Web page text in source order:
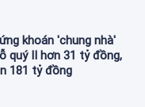
khoán 'chung nhà'
quý II hơn 31 tỷ đồng,
181 tỷ đồng